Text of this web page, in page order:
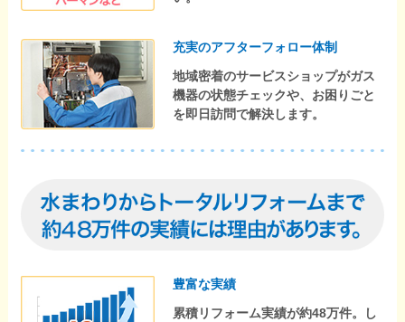
充実のアフターフォロー体制
地域密着のサービスショップがガス
機器の状態チェックや、お困りごと
を即日訪問で解決します。
豊富な実績
累積リフォーム実績が約48万件。し